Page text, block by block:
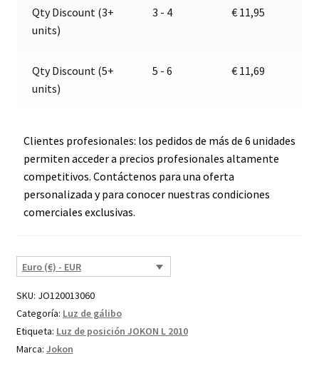
Jokon
Qty Discount (3+
units)
3 - 4 € 11,95
Qty Discount (5+
units)
5 - 6 € 11,69
Clientes profesionales: los pedidos de más de 6 unidades
permiten acceder a precios profesionales altamente
competitivos. Contáctenos para una oferta
personalizada y para conocer nuestras condiciones
comerciales exclusivas.
Euro (€) - EUR
SKU: JO120013060
Categoría: Luz de gálibo
Etiqueta: Luz de posición JOKON L 2010
Marca: Jokon